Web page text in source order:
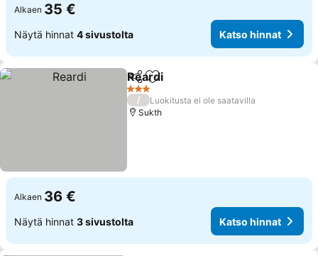
Alkaen 35 €
Näytä hinnat 4 sivustolta Katso hinnat
Jaa Lisää suosikkeihin
Reardi
3 Tähtiluokitus
/
Luokitusta ei ole saatavilla
Sukth
Alkaen 36 €
Näytä hinnat 3 sivustolta Katso hinnat